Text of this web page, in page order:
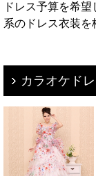
ドレス予算を希
系のドレス衣装を
カラオケド